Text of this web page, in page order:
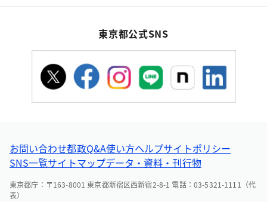
東京都公式SNS
お問い合わせ都政Q&A使い方ヘルプサイトポリシー
SNS一覧サイトマップデータ・資料・刊行物
東京都庁：〒163-8001 東京都新宿区西新宿2-8-1 電話：03-5321-1111（代
表）